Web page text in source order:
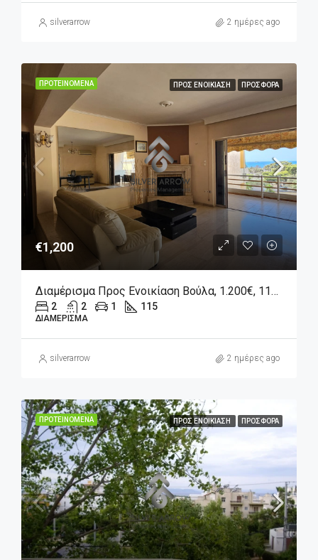
silverarrow 2 ημέρες ago
ΠΡΟΤΕΙΝΌΜΕΝΑ ΠΡΟΣ ΕΝΟΙΚΊΑΣΗ ΠΡΟΣΦΟΡΆ
€1,200
Διαμέρισμα Προς Ενοικίαση Βούλα, 1.200€, 115 Τ.μ.
2 2 1 115
ΔΙΑΜΈΡΙΣΜΑ
silverarrow 2 ημέρες ago
ΠΡΟΤΕΙΝΌΜΕΝΑ ΠΡΟΣ ΕΝΟΙΚΊΑΣΗ ΠΡΟΣΦΟΡΆ